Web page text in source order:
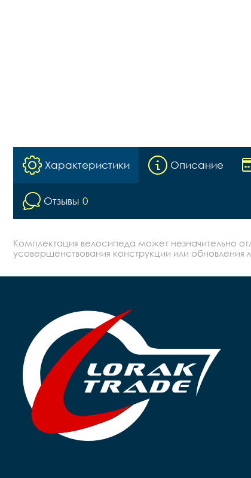
Характеристики Описание
Отзывы 0
Комплектация велосипеда может незначительно
усовершенствования конструкции или обновления